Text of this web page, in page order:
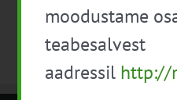
moodustame
teabesalvest
aadressil http://